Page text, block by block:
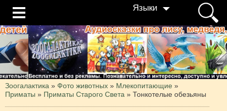
Языки
Зоогалактика » Фото животных » Млекопитающие »
Приматы » Приматы Старого Света » Тонкотелые обезьяны